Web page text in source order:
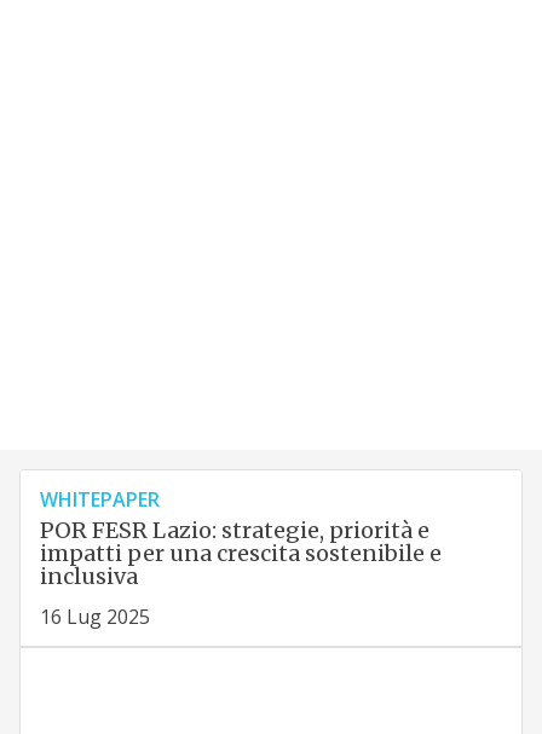
WHITEPAPER
POR FESR Lazio: strategie, priorità e
impatti per una crescita sostenibile e
inclusiva
16 Lug 2025